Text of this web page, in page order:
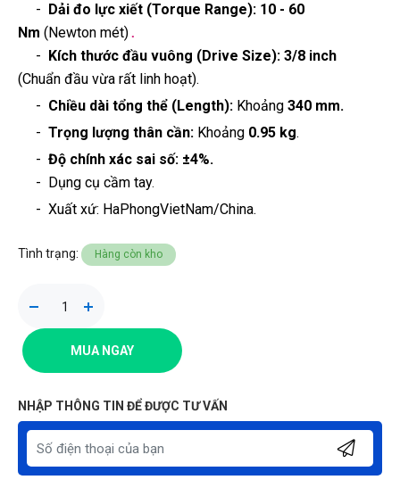
- Dải đo lực xiết (Torque Range): 10 - 60
Nm (Newton mét).
- Kích thước đầu vuông (Drive Size): 3/8 inch
(Chuẩn đầu vừa rất linh hoạt).
- Chiều dài tổng thể (Length): Khoảng 340 mm.
- Trọng lượng thân cần: Khoảng 0.95 kg.
- Độ chính xác sai số: ±4%.
- Dụng cụ cầm tay.
- Xuất xứ: HaPhongVietNam/China.
Tình trạng: Hàng còn kho
MUA NGAY
NHẬP THÔNG TIN ĐỂ ĐƯỢC TƯ VẤN